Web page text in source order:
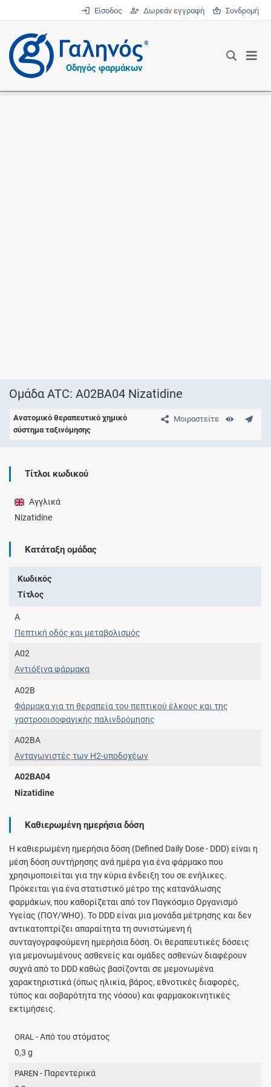
Είσοδος Δωρεάν εγγραφή Συνδρομή
®
Οδηγός φαρμάκων
Ομάδα ATC: A02BA04 Nizatidine
Μοιραστείτε
Ανατομικό θεραπευτικό χημικό
σύστημα ταξινόμησης
Τίτλοι κωδικού
Αγγλικά
Nizatidine
Κατάταξη ομάδας
Κωδικός
Τίτλος
A
Πεπτική οδός και μεταβολισμός
A02
Αντιόξινα φάρμακα
A02B
Φάρμακα για τη θεραπεία του πεπτικού έλκους και της
γαστροοισοφαγικής παλινδρόμησης
A02BA
Ανταγωνιστές των H2-υποδοχέων
A02BA04
Nizatidine
Καθιερωμένη ημερήσια δόση
H καθιερωμένη ημερήσια δόση (Defined Daily Dose - DDD) είναι η
μέση δόση συντήρησης ανά ημέρα για ένα φάρμακο που
χρησιμοποιείται για την κύρια ένδειξη του σε ενήλικες.
Πρόκειται για ένα στατιστικό μέτρο της κατανάλωσης
φαρμάκων, που καθορίζεται από τον Παγκόσμιο Οργανισμό
Υγείας (ΠΟΥ/WHO). Το DDD είναι μια μονάδα μέτρησης και δεν
αντικατοπτρίζει απαραίτητα τη συνιστώμενη ή
συνταγογραφούμενη ημερήσια δόση. Οι θεραπευτικές δόσεις
για μεμονωμένους ασθενείς και ομάδες ασθενών διαφέρουν
συχνά από το DDD καθώς βασίζονται σε μεμονωμένα
χαρακτηριστικά (όπως ηλικία, βάρος, εθνοτικές διαφορές,
τύπος και σοβαρότητα της νόσου) και φαρμακοκινητικές
εκτιμήσεις.
ORAL - Από του στόματος
0,3 g
PAREN - Παρεντερικά